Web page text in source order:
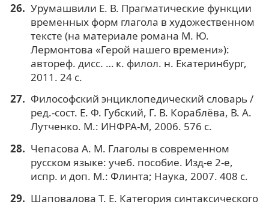
Урумашвили Е. В. Прагматические функции
временных форм глагола в художественном
тексте (на материале романа М. Ю.
Лермонтова «Герой нашего времени»):
автореф. дисс. … к. филол. н. Екатеринбург,
2011. 24 с.
Философский энциклопедический словарь /
ред.-сост. Е. Ф. Губский, Г. В. Кораблёва, В. А.
Лутченко. М.: ИНФРА-М, 2006. 576 с.
Чепасова А. М. Глаголы в современном
русском языке: учеб. пособие. Изд-е 2-е,
испр. и доп. М.: Флинта; Наука, 2007. 408 с.
Шаповалова Т. Е. Категория синтаксического